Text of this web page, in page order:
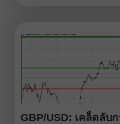
GBP/USD: เคล็ดลับ